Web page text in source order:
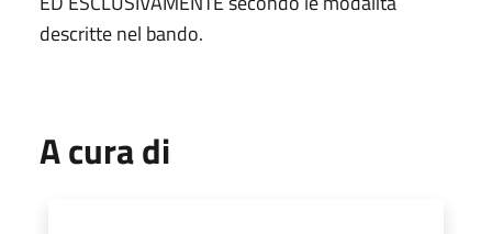
descritte nel bando.
A cura di